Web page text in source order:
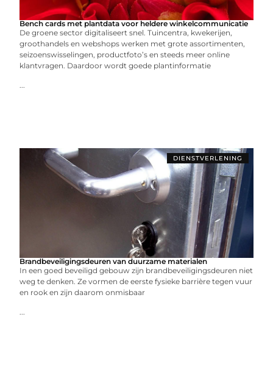
Bench cards met plantdata voor heldere winkelcommunicatie
De groene sector digitaliseert snel. Tuincentra, kwekerijen,
groothandels en webshops werken met grote assortimenten,
seizoenswisselingen, productfoto’s en steeds meer online
klantvragen. Daardoor wordt goede plantinformatie
...
DIENSTVERLENING
Brandbeveiligingsdeuren van duurzame materialen
In een goed beveiligd gebouw zijn brandbeveiligingsdeuren niet
weg te denken. Ze vormen de eerste fysieke barrière tegen vuur
en rook en zijn daarom onmisbaar
...